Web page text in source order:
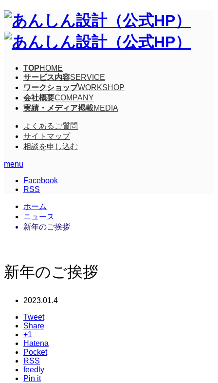
TOPHOME
サービス内容SERVICE
ワークショップWORKSHOP
会社概要COMPANY
実績・メディア掲載MEDIA
よくあるご質問
サイトマップ
相談を申し込む
menu
Facebook
RSS
ホーム
ニュース
新年のご挨拶
新年のご挨拶
2023.01.4
Tweet
Share
+1
Hatena
Pocket
RSS
feedly
Pin it